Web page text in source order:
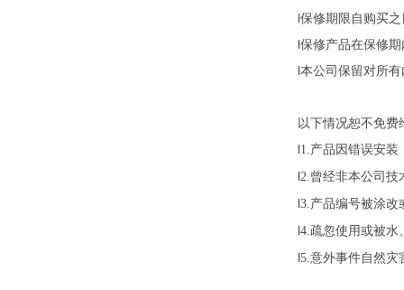
l保修期限自购买
l保修产品在保修
l本公司保留对所
以下情况恕不免费
l1.产品因错误安装
l2.曾经非本公司技
l3.产品编号被涂改
l4.疏忽使用或被水
l5.意外事件自然灾